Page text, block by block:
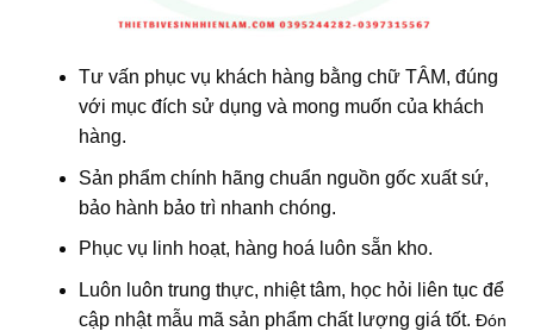
Tư vấn phục vụ khách hàng bằng chữ TÂM, đúng
với mục đích sử dụng và mong muốn của khách
hàng.
Sản phẩm chính hãng chuẩn nguồn gốc xuất sứ,
bảo hành bảo trì nhanh chóng.
Phục vụ linh hoạt, hàng hoá luôn sẵn kho.
Luôn luôn trung thực, nhiệt tâm, học hỏi liên tục để
cập nhật mẫu mã sản phẩm chất lượng giá tốt. Đón